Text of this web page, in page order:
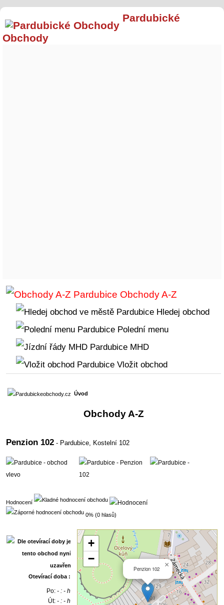
Pardubické
Obchody
Obchody A-Z
Hledej obchod
Polední menu
MHD
Vložit obchod
Úvod
Obchody A-Z
Penzion 102 - Pardubice, Kostelní 102
Hodnocení
0% (0 hlasů)
Otevírací doba :
Po:- : - h
Út:- : - h
Penzion 102 ×
+
−